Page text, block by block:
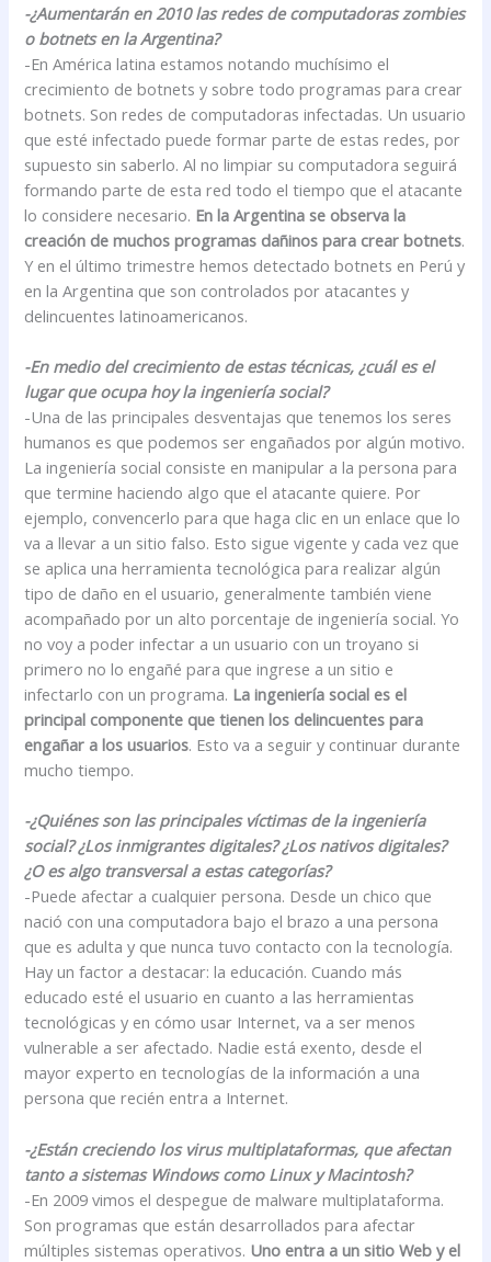
-¿Aumentarán en 2010 las redes de computadoras zombies
o botnets en la Argentina?
-En América latina estamos notando muchísimo el
crecimiento de botnets y sobre todo programas para crear
botnets. Son redes de computadoras infectadas. Un usuario
que esté infectado puede formar parte de estas redes, por
supuesto sin saberlo. Al no limpiar su computadora seguirá
formando parte de esta red todo el tiempo que el atacante
lo considere necesario. En la Argentina se observa la
creación de muchos programas dañinos para crear botnets.
Y en el último trimestre hemos detectado botnets en Perú y
en la Argentina que son controlados por atacantes y
delincuentes latinoamericanos.
-En medio del crecimiento de estas técnicas, ¿cuál es el
lugar que ocupa hoy la ingeniería social?
-Una de las principales desventajas que tenemos los seres
humanos es que podemos ser engañados por algún motivo.
La ingeniería social consiste en manipular a la persona para
que termine haciendo algo que el atacante quiere. Por
ejemplo, convencerlo para que haga clic en un enlace que lo
va a llevar a un sitio falso. Esto sigue vigente y cada vez que
se aplica una herramienta tecnológica para realizar algún
tipo de daño en el usuario, generalmente también viene
acompañado por un alto porcentaje de ingeniería social. Yo
no voy a poder infectar a un usuario con un troyano si
primero no lo engañé para que ingrese a un sitio e
infectarlo con un programa. La ingeniería social es el
principal componente que tienen los delincuentes para
engañar a los usuarios. Esto va a seguir y continuar durante
mucho tiempo.
-¿Quiénes son las principales víctimas de la ingeniería
social? ¿Los inmigrantes digitales? ¿Los nativos digitales?
¿O es algo transversal a estas categorías?
-Puede afectar a cualquier persona. Desde un chico que
nació con una computadora bajo el brazo a una persona
que es adulta y que nunca tuvo contacto con la tecnología.
Hay un factor a destacar: la educación. Cuando más
educado esté el usuario en cuanto a las herramientas
tecnológicas y en cómo usar Internet, va a ser menos
vulnerable a ser afectado. Nadie está exento, desde el
mayor experto en tecnologías de la información a una
persona que recién entra a Internet.
-¿Están creciendo los virus multiplataformas, que afectan
tanto a sistemas Windows como Linux y Macintosh?
-En 2009 vimos el despegue de malware multiplataforma.
Son programas que están desarrollados para afectar
múltiples sistemas operativos. Uno entra a un sitio Web y el